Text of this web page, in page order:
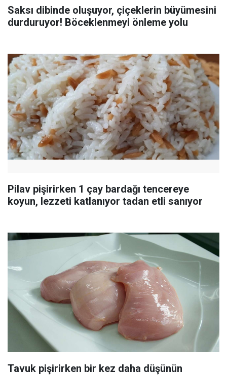
Saksı dibinde oluşuyor, çiçeklerin büyümesini
durduruyor! Böceklenmeyi önleme yolu
Pilav pişirirken 1 çay bardağı tencereye
koyun, lezzeti katlanıyor tadan etli sanıyor
Tavuk pişirirken bir kez daha düşünün